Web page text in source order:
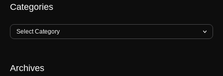
Categories
Archives